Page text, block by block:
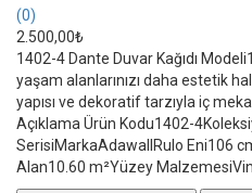
(0)
2.500,00₺
1402-4 Dante Duvar Kağıdı
yaşam alanlarınızı daha estetik
yapısı ve dekoratif tarzıyla iç
Açıklama Ürün Kodu1402-
SerisiMarkaAdawallRulo Eni106
Alan10.60 m²Yüzey